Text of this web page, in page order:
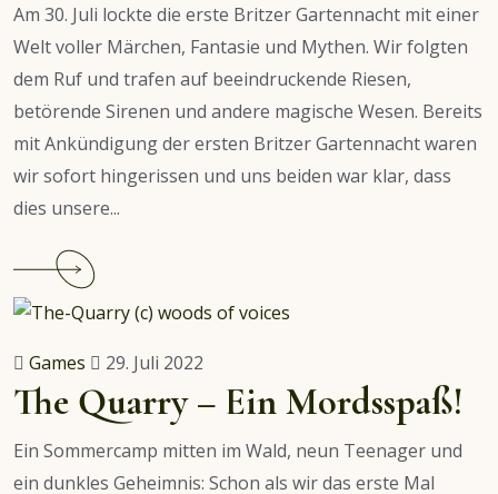
Borstelheim
Am 30. Juli lockte die erste Britzer Gartennacht mit einer
Welt voller Märchen, Fantasie und Mythen. Wir folgten
dem Ruf und trafen auf beeindruckende Riesen,
betörende Sirenen und andere magische Wesen. Bereits
mit Ankündigung der ersten Britzer Gartennacht waren
wir sofort hingerissen und uns beiden war klar, dass
dies unsere...
Unser
magischer
zur
Britzer
Gartennacht
Games 29. Juli 2022
The Quarry – Ein Mordsspaß!
Ein Sommercamp mitten im Wald, neun Teenager und
ein dunkles Geheimnis: Schon als wir das erste Mal